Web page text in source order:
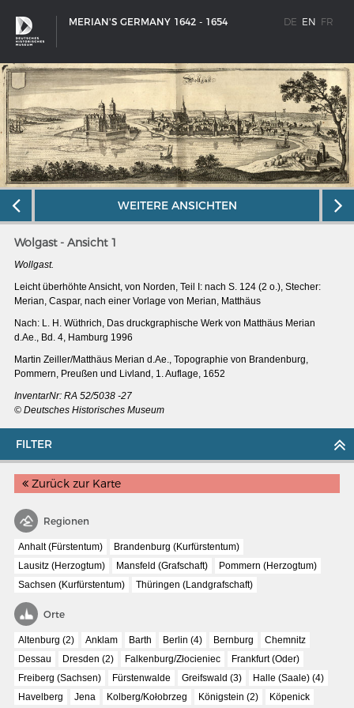
MERIAN'S GERMANY 1642 - 1654 DE EN FR
SHIP TYPES
Milestones in the history of European shipbuilding
MERIAN'S GERMANY 1642 - 1654
Image gallery
Imprint
FILTER
Zurück zur Karte
Regionen
Anhalt (Fürstentum)
Brandenburg (Kurfürstentum)
Lausitz (Herzogtum)
Mansfeld (Grafschaft)
Pommern (Herzogtum)
Sachsen (Kurfürstentum)
Thüringen (Landgrafschaft)
Orte
Altenburg (2) Anklam Barth Berlin (4) Bernburg
Chemnitz
Dessau
Dresden (2) Falkenburg/Złocieniec
Frankfurt (Oder)
Freiberg (Sachsen)
Fürstenwalde Greifswald (3)
Halle (Saale) (4)
Havelberg
Jena Kolberg/Kołobrzeg Königstein (2) Köpenick
WEITERE ANSICHTEN
Wolgast - Ansicht 1
Wollgast.
Leicht überhöhte Ansicht, von Norden, Teil I: nach S. 124 (2 o.), Stecher:
Merian, Caspar, nach einer Vorlage von Merian, Matthäus
Nach: L. H. Wüthrich, Das druckgraphische Werk von Matthäus Merian
d.Ae., Bd. 4, Hamburg 1996
Martin Zeiller/Matthäus Merian d.Ae., Topographie von Brandenburg,
Pommern, Preußen und Livland, 1. Auflage, 1652
InventarNr: RA 52/5038 -27
© Deutsches Historisches Museum